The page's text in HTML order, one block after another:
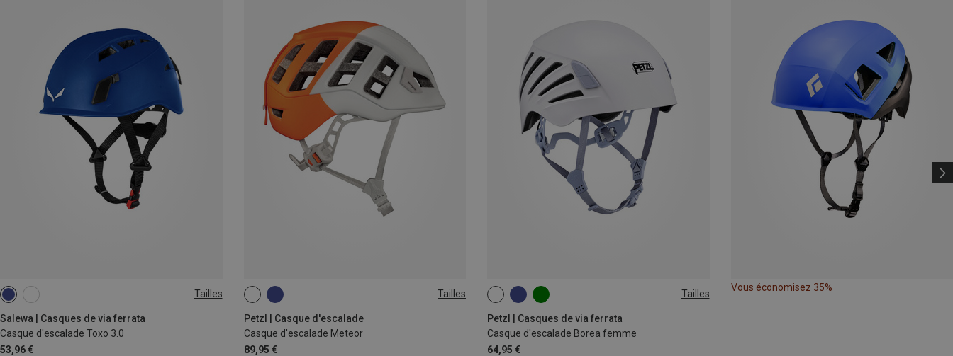
Tailles
Salewa | Casques de via ferrata
Casque d'escalade Toxo 3.0
53,96 €
53-61CM Tailles
Petzl | Casque d'escalade
Casque d'escalade Meteor
89,95 €
S-M | 52-59CM Tailles
Petzl | Casques de via ferrata
Casque d'escalade Borea femme
64,95 €
52-58CM
Vous économisez 35%